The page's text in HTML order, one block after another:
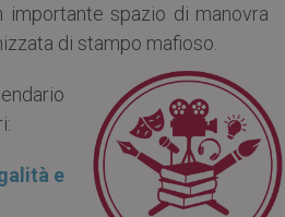
importante spazio di manovra
di stampo mafioso.
e